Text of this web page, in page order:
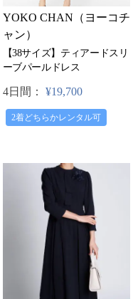
YOKO CHAN（ヨーコチ
ャン）
【38サイズ】ティアードスリ
ーブパールドレス
4日間： ¥19,700
2着どちらかレンタル可